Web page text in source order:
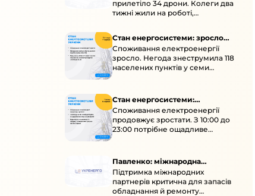
прилетіло 34 дрони. Колеги два
тижні жили на роботі,
Стан енергосистеми: зросло
споживання через негоду
Споживання електроенергії
зросло. Негода знеструмила 118
населених пунктів у семи
областях. Обмежте
електроприладами 10:00–23:00.
Стан енергосистеми:
споживання зростає
Споживання електроенергії
продовжує зростати. З 10:00 до
23:00 потрібне ощадливе
енергоспоживання, а
перенести на нічні години.
Павленко: міжнародна
підтримка для стійкості
енергосистеми
Підтримка міжнародних
партнерів критична для запасів
обладнання й ремонту